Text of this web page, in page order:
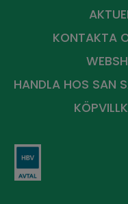
KONTAKTA
HANDLA HOS SAN